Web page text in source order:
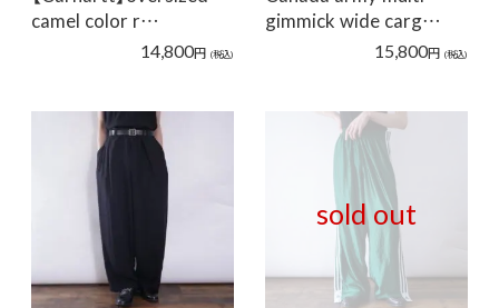
camel color r…
14,800円 (税込)
gimmick wide carg…
15,800円 (税込)
sold out